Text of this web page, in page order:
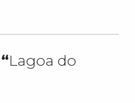
Lagoa do